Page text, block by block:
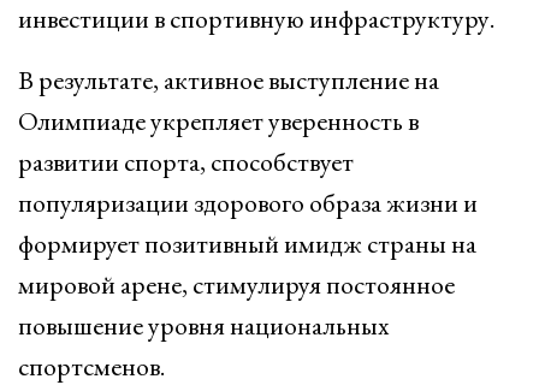
инвестиции в спортивную инфраструктуру.
В результате, активное выступление на
Олимпиаде укрепляет уверенность в
развитии спорта, способствует
популяризации здорового образа жизни и
формирует позитивный имидж страны на
мировой арене, стимулируя постоянное
повышение уровня национальных
спортсменов.